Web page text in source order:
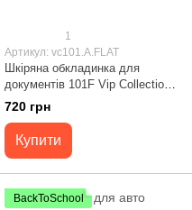
1
Артикул: vc101.A.FLAT
Шкіряна обкладинка для
документів 101F Vip Collection,
чорна 101.A.FLAT
720 грн
Купити
BackToSchool